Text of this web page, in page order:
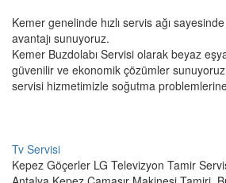
Kemer genelinde hızlı servis ağı
avantajı sunuyoruz.
Kemer Buzdolabı Servisi olarak beyaz
güvenilir ve ekonomik çözümler
servisi hizmetimizle soğutma
Tv Servisi
Kepez Göçerler LG Televizyon Tamir